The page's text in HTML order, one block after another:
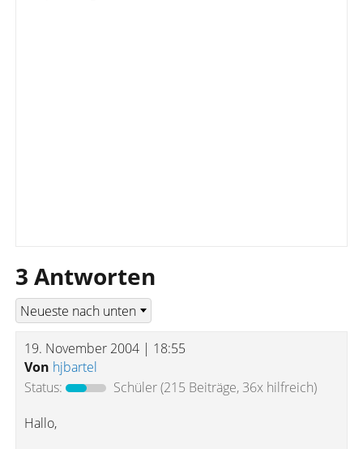
3 Antworten
19. November 2004 | 18:55
Von hjbartel
Status:
Schüler(215 Beiträge, 36x hilfreich)
Hallo,